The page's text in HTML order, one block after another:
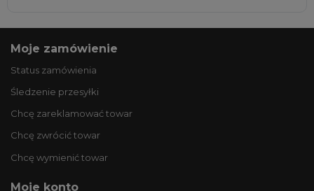
Moje zamówienie
Status zamówienia
Śledzenie przesyłki
Chcę zareklamować towar
Chcę zwrócić towar
Chcę wymienić towar
Moje konto